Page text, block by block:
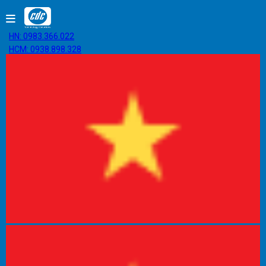
HN: 0983.366.022
HCM: 0938.898.328